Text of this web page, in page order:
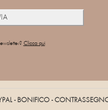
Clicca qui
- BONIFICO -